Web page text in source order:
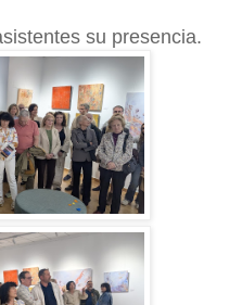
su presencia.